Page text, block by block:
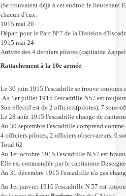
(Se trouvaient déjà à cet endroit le lieutenant
chacun d'eux.
1915 mai 20
Départ pour le Parc N°7 de la Division
1915 mai 24
Arrivée des 4 derniers pilotes (capitaine
Rattachement à la 10e armée
Le 30 juin 1915 l'escadrille se trouve toujours
Au 1er juillet 1915 l'escadrille N57 est
Son effectif est de 2 officiers(pilotes), 7 sous-
Le 28 août 1915 l'escadrille change de
Au 30 septembre l'escadrille comprend
4 officiers pilotes, 2 officiers observateurs, 6
Total 62
Au 1er octobre 1915 l'escadrille N 57 est
Elle est commandée par le capitaione
Au 31 décembre 1915 l'escadrille n'a pas
Au 1er janvier 1916 l'escadrille N 57 est